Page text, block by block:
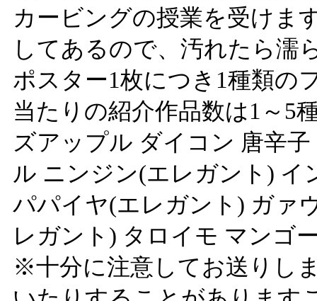
カービングの授業を受けま
してあるので、汚れたら濡
ポスター1枚につき1種類の
当たりの紹介作品数は1～5
ズアップル ダイコン 唐辛
ル ニンジン(エレガント) イ
パパイヤ(エレガント) ガァ
レガント) タロイモ マンゴ
※十分に注意してお送りし